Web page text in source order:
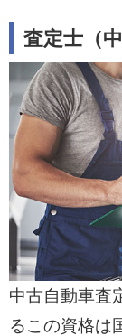
査定士（
中古自動車査
るこの資格は